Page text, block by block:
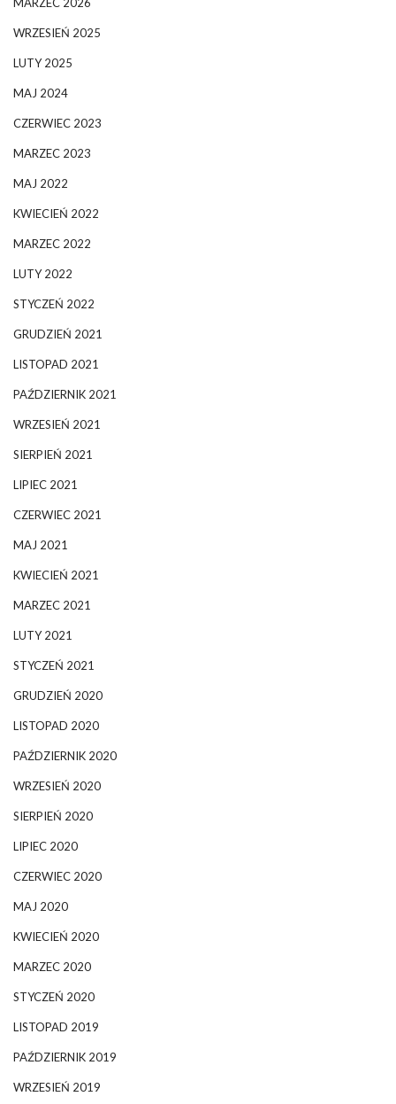
MARZEC 2026
WRZESIEŃ 2025
LUTY 2025
MAJ 2024
CZERWIEC 2023
MARZEC 2023
MAJ 2022
KWIECIEŃ 2022
MARZEC 2022
LUTY 2022
STYCZEŃ 2022
GRUDZIEŃ 2021
LISTOPAD 2021
PAŹDZIERNIK 2021
WRZESIEŃ 2021
SIERPIEŃ 2021
LIPIEC 2021
CZERWIEC 2021
MAJ 2021
KWIECIEŃ 2021
MARZEC 2021
LUTY 2021
STYCZEŃ 2021
GRUDZIEŃ 2020
LISTOPAD 2020
PAŹDZIERNIK 2020
WRZESIEŃ 2020
SIERPIEŃ 2020
LIPIEC 2020
CZERWIEC 2020
MAJ 2020
KWIECIEŃ 2020
MARZEC 2020
STYCZEŃ 2020
LISTOPAD 2019
PAŹDZIERNIK 2019
WRZESIEŃ 2019